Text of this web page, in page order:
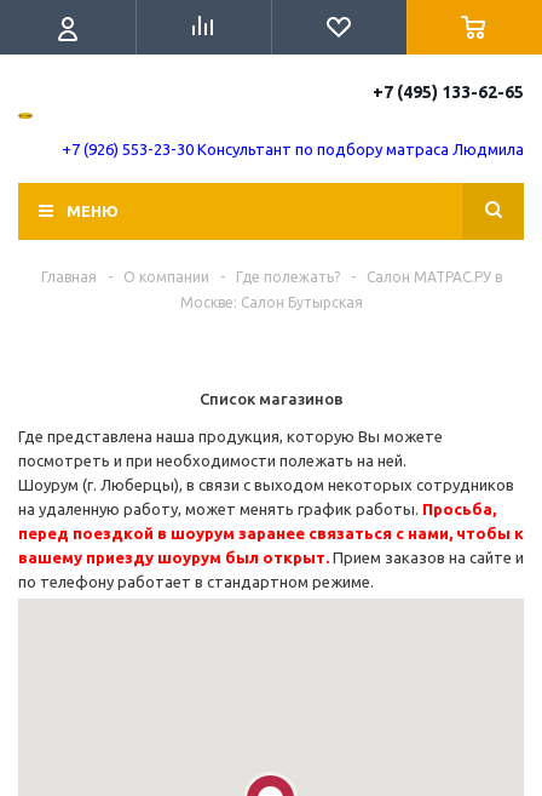
+7 (495) 133-62-65
+7 (926) 553-23-30 Консультант по подбору матраса Людмила
МЕНЮ
Главная - О компании - Где полежать? -
Салон МАТРАС.РУ в
Москве: Салон Бутырская
Список магазинов
Где представлена наша продукция, которую Вы можете
посмотреть и при необходимости полежать на ней.
Шоурум (г. Люберцы), в связи с выходом некоторых сотрудников
на удаленную работу, может менять график работы. Просьба,
перед поездкой в шоурум заранее связаться с нами, чтобы к
вашему приезду шоурум был открыт. Прием заказов на сайте и
по телефону работает в стандартном режиме.